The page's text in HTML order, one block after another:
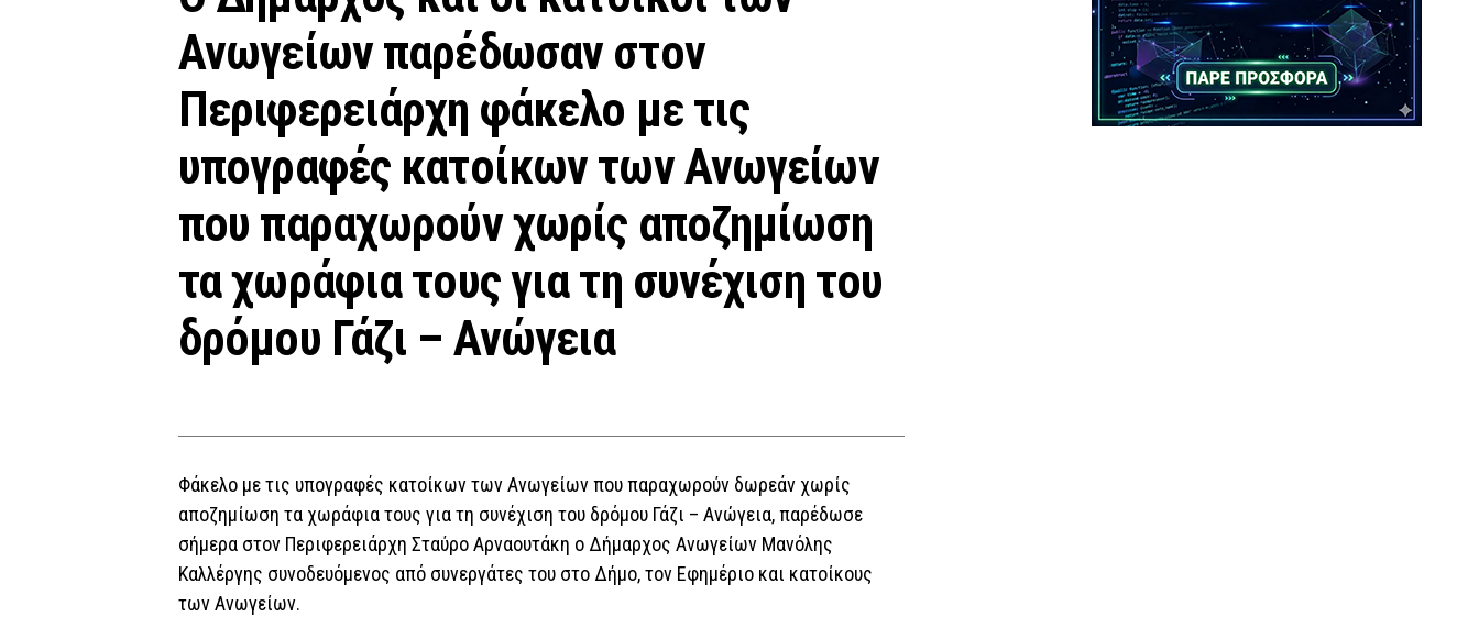
Ανωγείων παρέδωσαν στον
Περιφερειάρχη φάκελο με τις
υπογραφές κατοίκων των Ανωγείων
που παραχωρούν χωρίς αποζημίωση
τα χωράφια τους για τη συνέχιση του
δρόμου Γάζι – Ανώγεια
Φάκελο με τις υπογραφές κατοίκων των Ανωγείων που παραχωρούν δωρεάν χωρίς
αποζημίωση τα χωράφια τους για τη συνέχιση του δρόμου Γάζι – Ανώγεια, παρέδωσε
σήμερα στον Περιφερειάρχη Σταύρο Αρναουτάκη ο Δήμαρχος Ανωγείων Μανόλης
Καλλέργης συνοδευόμενος από συνεργάτες του στο Δήμο, τον Εφημέριο και κατοίκους
των Ανωγείων.